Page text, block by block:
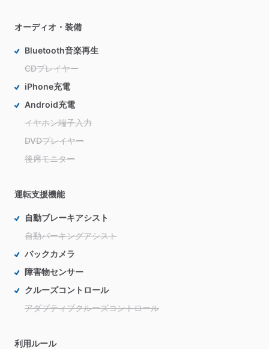
オーディオ・装備
Bluetooth音楽再生
CDプレイヤー
iPhone充電
Android充電
イヤホン端子入力
DVDプレイヤー
後席モニター
運転支援機能
自動ブレーキアシスト
自動パーキングアシスト
バックカメラ
障害物センサー
クルーズコントロール
アダプティブクルーズコントロール
利用ルール